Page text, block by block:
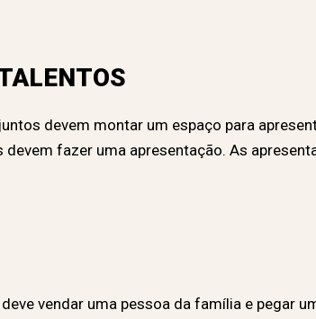
devem montar um espaço para
fazer uma apresentação. As
vendar uma pessoa da família e pegar